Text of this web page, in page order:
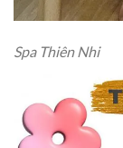
Spa Thiên Nhi